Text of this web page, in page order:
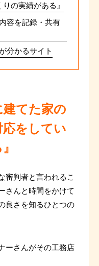
の実績がある』
容を記録・共有
分かるサイト
てた家の
をしてい
審判者と言われるこ
さんと時間をかけて
良さを知るひとつの
ーさんがその工務店